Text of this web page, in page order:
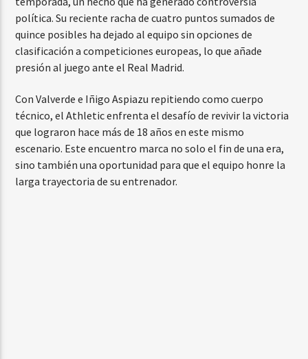
política. Su reciente racha de cuatro puntos sumados de
quince posibles ha dejado al equipo sin opciones de
clasificación a competiciones europeas, lo que añade
presión al juego ante el Real Madrid.
Con Valverde e Iñigo Aspiazu repitiendo como cuerpo
técnico, el Athletic enfrenta el desafío de revivir la victoria
que lograron hace más de 18 años en este mismo
escenario. Este encuentro marca no solo el fin de una era,
sino también una oportunidad para que el equipo honre la
larga trayectoria de su entrenador.